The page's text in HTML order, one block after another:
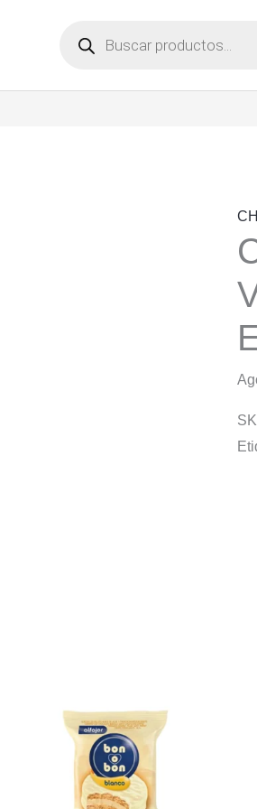
productos